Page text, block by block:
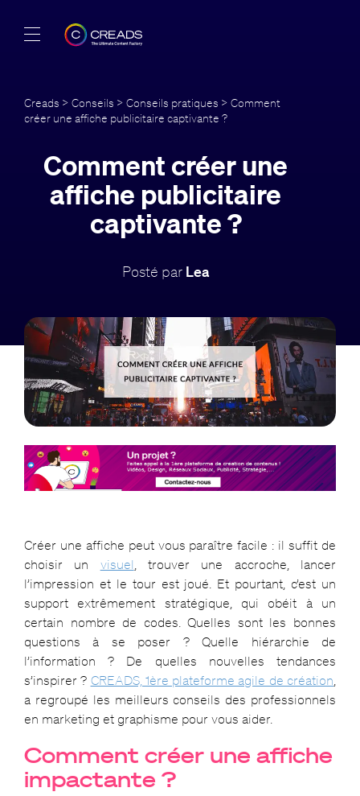
Offres
À propos
Guide
Creads > Conseils > Conseils pratiques > Comment
créer une affiche publicitaire captivante ?
Comment créer une
affiche publicitaire
captivante ?
Posté par Lea
Créer une affiche peut vous paraître facile : il suffit de
choisir un visuel, trouver une accroche, lancer
l’impression et le tour est joué. Et pourtant, c’est un
support extrêmement stratégique, qui obéit à un
certain nombre de codes. Quelles sont les bonnes
questions à se poser ? Quelle hiérarchie de
l’information ? De quelles nouvelles tendances
s’inspirer ? CREADS, 1ère plateforme agile de création,
a regroupé les meilleurs conseils des professionnels
en marketing et graphisme pour vous aider.
Comment créer une affiche
impactante ?